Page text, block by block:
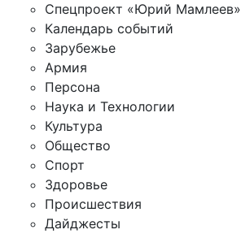
Спецпроект «Юрий Мамлеев»
Календарь событий
Зарубежье
Армия
Персона
Наука и Технологии
Культура
Общество
Спорт
Здоровье
Происшествия
Дайджесты